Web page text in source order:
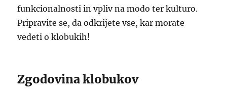
funkcionalnosti in vpliv na modo ter kulturo.
Pripravite se, da odkrijete vse, kar morate
vedeti o klobukih!
Zgodovina klobukov